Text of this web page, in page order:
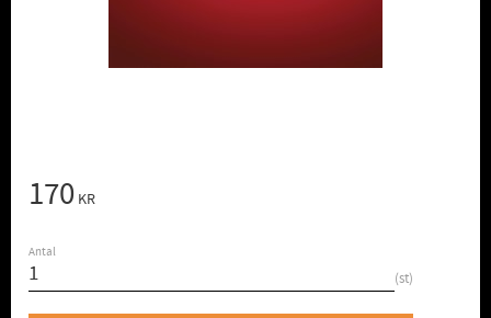
170 KR
Antal
st